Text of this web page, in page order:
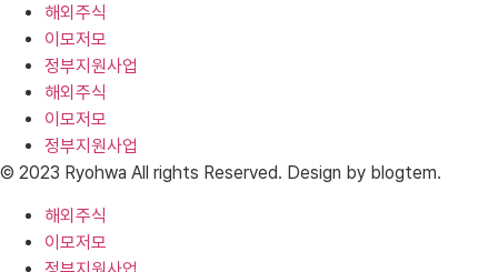
해외주식
이모저모
정부지원사업
해외주식
이모저모
정부지원사업
© 2023 Ryohwa All rights Reserved. Design by blogtem.
해외주식
이모저모